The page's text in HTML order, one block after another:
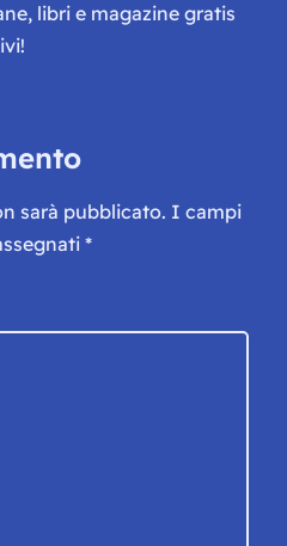
libri e magazine gratis
sarà pubblicato. I campi
*